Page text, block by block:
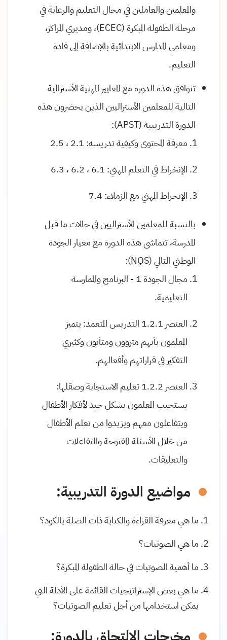
والمعلمين والعاملين في مجال التعليم والرعاية في
مرحلة الطفولة المبكرة (ECEC)، ومديري المراكز،
ومعلمي المدارس الابتدائية بالإضافة إلى قادة
التعليم.
تتوافق هذه الدورة مع المعايير المهنية الأسترالية
التالية للمعلمين الأستراليين الذين يحضرون هذه
الدورة التدريبية (APST):
معرفة المحتوى وكيفية تدريسه: 2.1 ، 2.5
الإنخراط في التعلم المهني: 6.1 ، 6.2 ، 6.3
الإنخراط المهني مع الزملاء: 7.4
بالنسبة للمعلمين الأستراليين في حالات ما قبل
المدرسة، تتماشى هذه الدورة مع معيار الجودة
الوطني التالي (NQS):
مجال الجودة 1 - البرنامج والممارسة
التعليمية.
العنصر 1.2.1 التدريس المتعمد: يتميز
المعلمون بأنهم متروون ومتأنون وكثيري
التفكير في قراراتهم وأفعالهم.
العنصر 1.2.2 تعليم الاستجابة وصقلها:
يستجيب المعلمون بشكل جيد لأفكار الأطفال
ويتفاعلون معهم ويزيدوا من تعلم الأطفال
من خلال الأسئلة المفتوحة والتفاعلات
والتعليقات.
مواضيع الدورة التدريبية:
ما هي معرفة القراءة والكتابة ذات الصلة بالكود؟
ما هي الصوتيات؟
ما أهمية الصوتيات في حالة الطفولة المبكرة؟
ما هي بعض الإستراتيجيات القائمة على الأدلة التي
يمكن استخدامها من أجل تعليم الصوتيات؟